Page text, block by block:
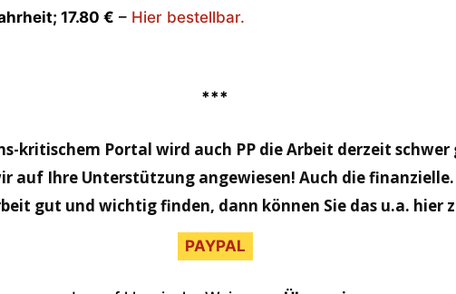
17.80 € – Hier bestellbar.
***
kritischem Portal wird auch PP die Arbeit derzeit schwer
auf Ihre Unterstützung angewiesen! Auch die finanzielle.
gut und wichtig finden, dann können Sie das u.a. hier
PAYPAL